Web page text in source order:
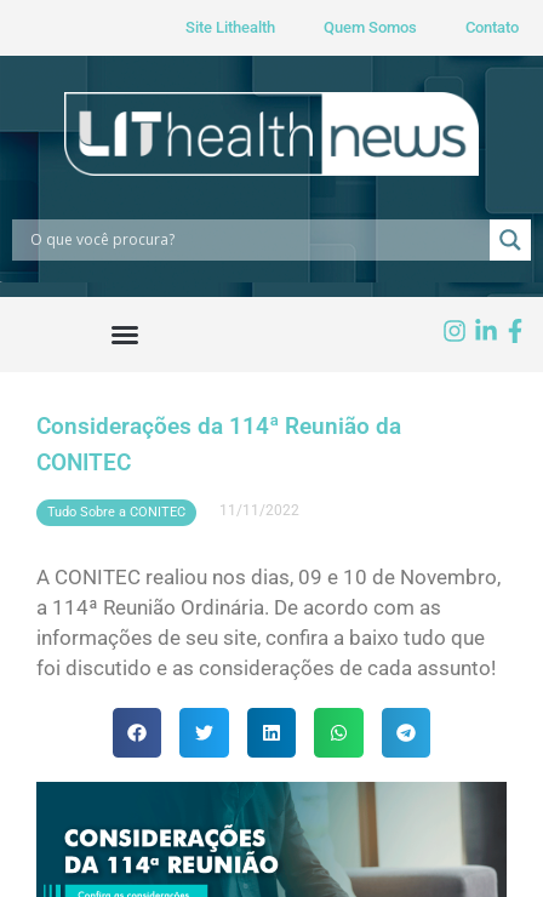
Site Lithealth Quem Somos Contato
Considerações da 114ª Reunião da
CONITEC
Tudo Sobre a CONITEC 11/11/2022
A CONITEC realiou nos dias, 09 e 10 de Novembro,
a 114ª Reunião Ordinária. De acordo com as
informações de seu site, confira a baixo tudo que
foi discutido e as considerações de cada assunto!